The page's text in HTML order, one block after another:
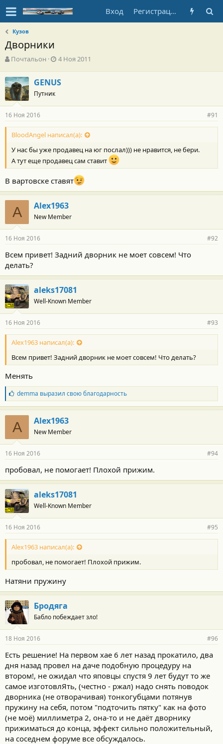
Вход Регистрация
Кузов
Дворники
А
т
о
р
т
е
м
ы
Почтальон
Д
а
а
л
а
4 Ноя 2011
GENUS
Путник
16 Ноя 2016 #91
BloodAngel написал(а):
У нас бы уже продавец на юг послал))) не нравится, не бери.
А тут еще продавец сам ставит
В вартовске ставят
A Alex1963
New Member
16 Ноя 2016 #92
Всем привет! Задний дворник не моет совсем! Что
делать?
aleks17081
Well-Known Member
16 Ноя 2016 #93
Alex1963 написал(а):
Всем привет! Задний дворник не моет совсем! Что делать?
Менять
Б
л
а
г
о
д
а
н
с
т
и
:
demma выразил свою благодарность
A Alex1963
New Member
16 Ноя 2016 #94
пробовал, не помогает! Плохой прижим.
aleks17081
Well-Known Member
16 Ноя 2016 #95
Alex1963 написал(а):
пробовал, не помогает! Плохой прижим.
Натяни пружину
Бродяга
Бабло побеждает зло!
18 Ноя 2016 #96
Есть решение! На первом хае 6 лет назад прокатило, два
дня назад провел на даче подобную процедуру на
втором!, не ожидал что яповцы спустя 9 лет будут то же
самое изготовлЯть, (честно - ржал) надо снять поводок
дворника (не отворачивая) тонкогубцами потянув
пружину на себя, потом "подточить пятку" как на фото
(не моё) миллиметра 2, она-то и не даёт дворнику
прижиматься до конца, эффект сильно положительный,
на соседнем форуме все обсуждалось.